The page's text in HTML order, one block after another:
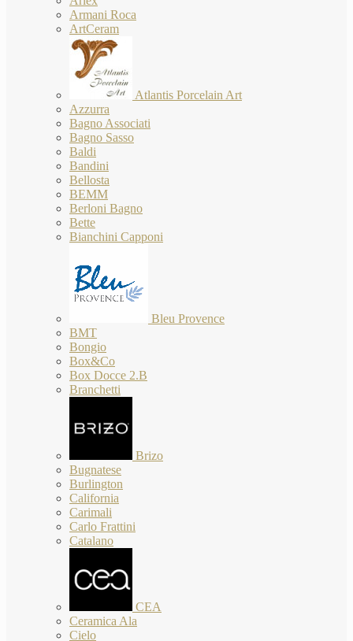
Armani Roca
ArtCeram
Atlantis Porcelain Art
Azzurra
Bagno Associati
Bagno Sasso
Baldi
Bandini
Bellosta
BEMM
Berloni Bagno
Bette
Bianchini Capponi
Bleu Provence
BMT
Bongio
Box&Co
Box Docce 2.B
Branchetti
Brizo
Bugnatese
Burlington
California
Carimali
Carlo Frattini
Catalano
CEA
Ceramica Ala
Cielo